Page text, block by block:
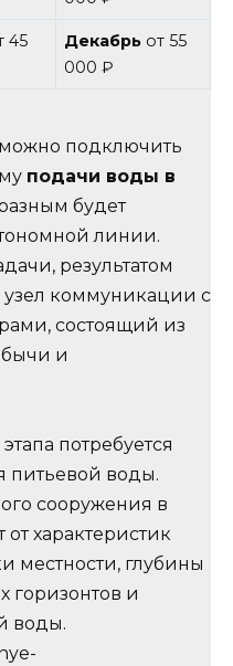
45
Декабрь от 55
000 ₽
подключить
подачи воды в
будет
линии.
результатом
узел коммуникации с
состоящий из
и
потребуется
питьевой воды.
сооружения в
характеристик
местности, глубины
горизонтов и
воды.